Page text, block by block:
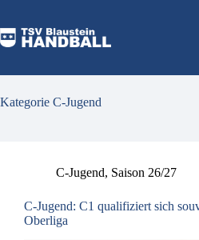
Kategorie C-Jugend
C-Jugend, Saison 26/27
C-Jugend: C1 qualifiziert sich
Oberliga